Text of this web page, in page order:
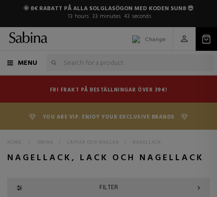
🌞 8€ RABATT PÅ ALLA SOLGLASÖGON MED KODEN SUN8 😎
13 hours 33 minutes 42 seconds
Change
MENU
FRI FRAKT PÅ BESTÄLLNINGAR ÖVER 39€!
YOU ARE VIP. ENJOY YOUR EXCLUSIVE BRANDS
HOME > SMINK > LÄPPAR OCH NAGLAR > NAGELLACK
NAGELLACK, LACK OCH NAGELLACK
FILTER